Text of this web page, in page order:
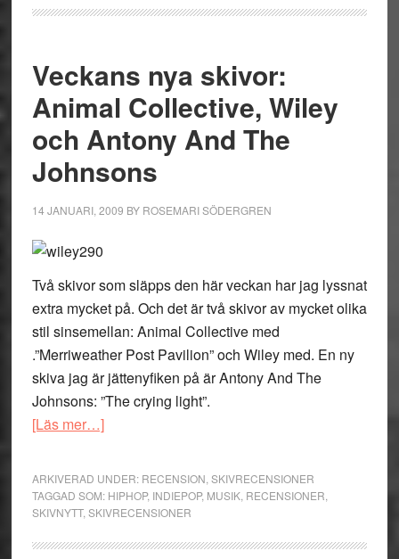
–
som
gör
mig
glad
Veckans nya skivor:
Animal Collective, Wiley
och Antony And The
Johnsons
14 JANUARI, 2009 BY ROSEMARI SÖDERGREN
Två skivor som släpps den här veckan har jag lyssnat
extra mycket på. Och det är två skivor av mycket olika
stil sinsemellan: Animal Collective med
.”Merriweather Post Pavilion” och Wiley med. En ny
skiva jag är jättenyfiken på är Antony And The
Johnsons: ”The crying light”.
[Läs mer…]om
skivor:
Animal
Collective,
ARKIVERAD UNDER: RECENSION SKIVRECENSIONER
TAGGAD SOM: HIPHOP, INDIEPOP, MUSIK, RECENSIONER
SKIVNYTT, SKIVRECENSIONER